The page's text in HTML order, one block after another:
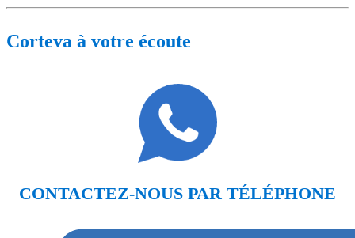
Corteva à votre écoute
CONTACTEZ-NOUS PAR TÉLÉPHONE